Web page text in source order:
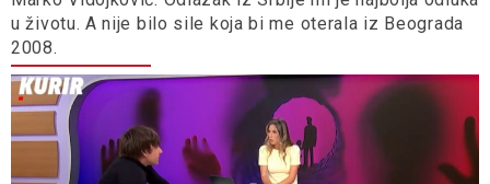
u životu. A nije bilo sile koja bi me oterala iz Beograda
2008.